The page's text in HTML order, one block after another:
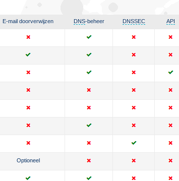
E-mail doorverwijzen DNS-beheer DNSSEC API
Optioneel